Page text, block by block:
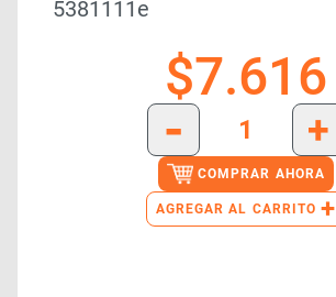
5381111e
$7.616
-
+
COMPRAR AHORA
AGREGAR AL CARRITO +